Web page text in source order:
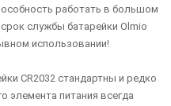
работать в большом
службы батарейки Olmio
использовании!
CR2032 стандартны и редко
элемента питания всегда